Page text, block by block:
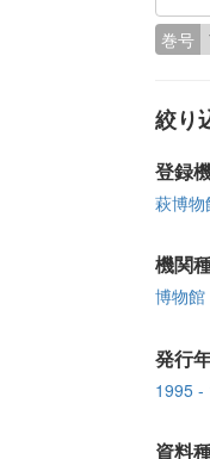
巻号
絞り
登録
萩博物
機関
博物館
発行
1995 -
資料